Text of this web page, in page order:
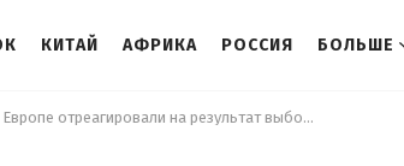
КИТАЙ АФРИКА РОССИЯ БОЛЬШЕ
Вздохнули с облегчением: как в Европе отреагировали на результат выборов в Венгрии